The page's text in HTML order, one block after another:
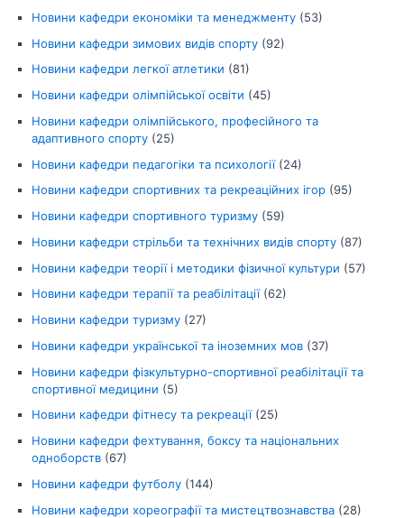
Новини кафедри економіки та менеджменту (53)
Новини кафедри зимових видів спорту (92)
Новини кафедри легкої атлетики (81)
Новини кафедри олімпійської освіти (45)
Новини кафедри олімпійського, професійного та
адаптивного спорту (25)
Новини кафедри педагогіки та психології(24)
Новини кафедри спортивних та рекреаційних ігор (95)
Новини кафедри спортивного туризму (59)
Новини кафедри стрільби та технічних видів спорту (87)
Новини кафедри теорії і методики фізичної культури (57)
Новини кафедри терапії та реабілітації(62)
Новини кафедри туризму (27)
Новини кафедри української та іноземних мов (37)
Новини кафедри фізкультурно-спортивної реабілітації та
спортивної медицини (5)
Новини кафедри фітнесу та рекреації(25)
Новини кафедри фехтування, боксу та національних
одноборств (67)
Новини кафедри футболу (144)
Новини кафедри хореографії та мистецтвознавства (28)